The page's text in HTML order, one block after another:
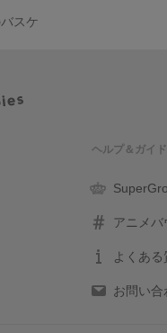
スケ
ヘルプ＆ガイド
アニメバ
よくある
お問い合